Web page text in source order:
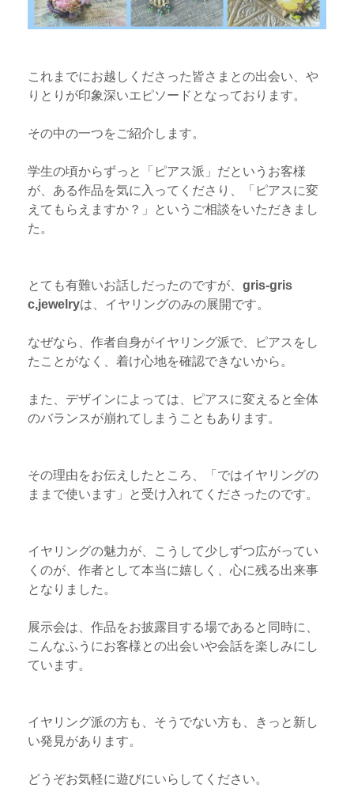
これまでにお越しくださった皆さまとの出会い、や
りとりが印象深いエピソードとなっております。
その中の一つをご紹介します。
学生の頃からずっと「ピアス派」だというお客様
が、ある作品を気に入ってくださり、「ピアスに変
えてもらえますか？」というご相談をいただきまし
た。
とても有難いお話しだったのですが、 gris-gris
c,jewelryは、イヤリングのみの展開です。
なぜなら、作者自身がイヤリング派で、ピアスをし
たことがなく、着け心地を確認できないから。
また、デザインによっては、ピアスに変えると全体
のバランスが崩れてしまうこともあります。
その理由をお伝えしたところ、「ではイヤリングの
ままで使います」と受け入れてくださったのです。
イヤリングの魅力が、こうして少しずつ広がってい
くのが、作者として本当に嬉しく、心に残る出来事
となりました。
展示会は、作品をお披露目する場であると同時に、
こんなふうにお客様との出会いや会話を楽しみにし
ています。
イヤリング派の方も、そうでない方も、きっと新し
い発見があります。
どうぞお気軽に遊びにいらしてください。